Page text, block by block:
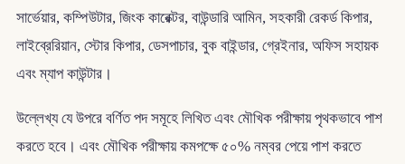
সার্ভেয়ার, কম্পিউটার, জিংক কারেক্টর, বাউন্ডারি আমিন, সহকারী রেকর্ড কিপার,
লাইব্রেরিয়ান, স্টোর কিপার, ডেসপাচার, বুক বাইন্ডার, গ্রেইনার, অফিস সহায়ক
এবং ম্যাপ কাউন্টার।
উল্লেখ্য যে উপরে বর্ণিত পদ সমূহে লিখিত এবং মৌখিক পরীক্ষায় পৃথকভাবে পাশ
করতে হবে। এবং মৌখিক পরীক্ষায় কমপক্ষে ৫০% নম্বর পেয়ে পাশ করতে